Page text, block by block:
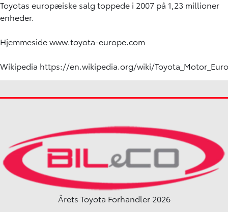
Toyotas europæiske salg toppede i 2007 på 1,23 millioner
enheder.
Hjemmesidewww.toyota-europe.com
Wikipedia https://en.wikipedia.org/wiki/
Årets Toyota Forhandler 2026